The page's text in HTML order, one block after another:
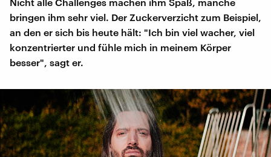
bringen ihm sehr viel. Der Zuckerverzicht zum Beispiel,
an den er sich bis heute hält: "Ich bin viel wacher, viel
konzentrierter und fühle mich in meinem Körper
besser", sagt er.